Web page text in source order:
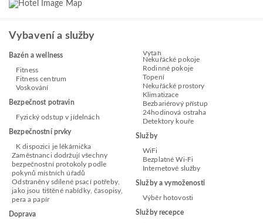
Vybavení a služby
Bazén a wellness
Fitness
Fitness centrum
Voskování
Bezpečnost potravin
Fyzický odstup v jídelnách
Bezpečnostní prvky
K dispozici je lékárnička
Zaměstnanci dodržují všechny
bezpečnostní protokoly podle
pokynů místních úřadů
Odstraněny sdílené psací potřeby,
jako jsou tištěné nabídky, časopisy,
pera a papír
Doprava
Výtah
Nekuřácké pokoje
Rodinné pokoje
Topení
Nekuřácké prostory
Klimatizace
Bezbariérový přístup
24hodinová ostraha
Detektory kouře
Služby
WiFi
Bezplatné Wi-Fi
Internetové služby
Služby a vymoženosti
Výběr hotovosti
Služby recepce